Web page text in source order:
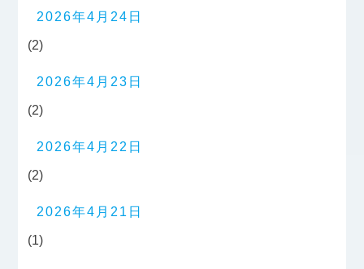
2026年4月24日
(2)
2026年4月23日
(2)
2026年4月22日
(2)
2026年4月21日
(1)